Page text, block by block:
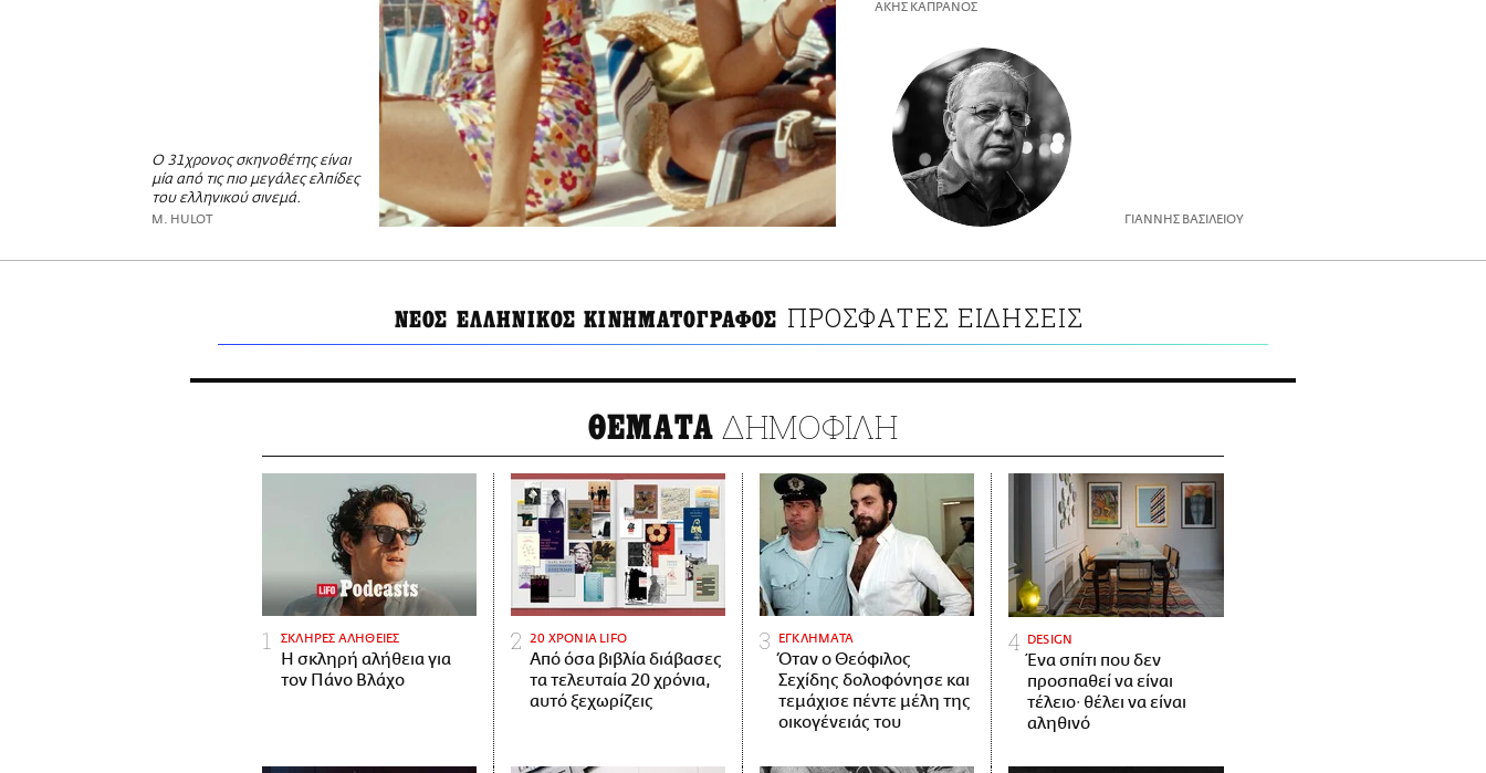
Ο 31χρονος σκηνοθέτης είναι
μία από τις πιο μεγάλες ελπίδες
του ελληνικού σινεμά.
M. HULOT
ΑΚΗΣ ΚΑΠΡΑΝΟΣ
ΓΙΑΝΝΗΣ ΒΑΣΙΛΕΙΟΥ
ΝΕΟΣ ΕΛΛΗΝΙΚΟΣ ΚΙΝΗΜΑΤΟΓΡΑΦΟΣ ΠΡΟΣΦΑΤΕΣ ΕΙΔΗΣΕΙΣ
ΘΕΜΑΤΑ ΔΗΜΟΦΙΛΗ
ΣΚΛΗΡΕΣ ΑΛΗΘΕΙΕΣ
H σκληρή αλήθεια για
τον Πάνο Βλάχο
20 ΧΡΟΝΙΑ LIFO
Από όσα βιβλία διάβασες
τα τελευταία 20 χρόνια,
αυτό ξεχωρίζεις
ΕΓΚΛΗΜΑΤΑ
Όταν ο Θεόφιλος
Σεχίδης δολοφόνησε και
τεμάχισε πέντε μέλη της
οικογένειάς του
DESIGN
Ένα σπίτι που δεν
προσπαθεί να είναι
τέλειο· θέλει να είναι
αληθινό